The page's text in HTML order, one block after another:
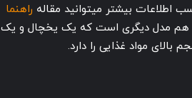
اطلاعات بیشتر میتوانید مقاله راهنما
هم مدل دیگری است که یک یخچال و یک
مواد غذایی را دارد.